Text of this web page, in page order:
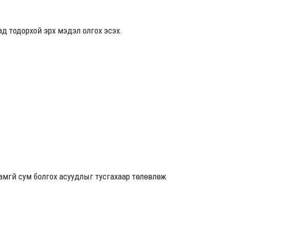
тодорхой эрх мэдэл олгох эсэх.
сум болгох асуудлыг тусгахаар төлөвлөж